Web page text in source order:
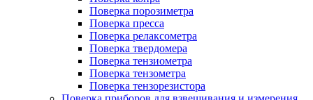
Поверка порозиметра
Поверка пресса
Поверка релаксометра
Поверка твердомера
Поверка тензиометра
Поверка тензометра
Поверка тензорезистора